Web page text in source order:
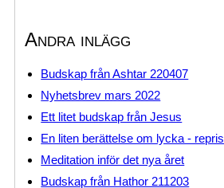
Andra inlägg
Budskap från Ashtar 220407
Nyhetsbrev mars 2022
Ett litet budskap från Jesus
En liten berättelse om lycka - repris
Meditation inför det nya året
Budskap från Hathor 211203